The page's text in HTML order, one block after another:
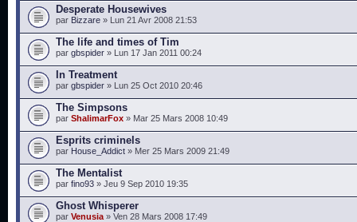
Desperate Housewives
par Bizzare » Lun 21 Avr 2008 21:53
The life and times of Tim
par gbspider » Lun 17 Jan 2011 00:24
In Treatment
par gbspider » Lun 25 Oct 2010 20:46
The Simpsons
par ShalimarFox » Mar 25 Mars 2008 10:49
Esprits criminels
par House_Addict » Mer 25 Mars 2009 21:49
The Mentalist
par fino93 » Jeu 9 Sep 2010 19:35
Ghost Whisperer
par Venusia » Ven 28 Mars 2008 17:49